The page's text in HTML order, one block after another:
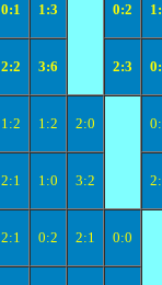
0:1 1:3 0:2
2:2 3:6 2:3
1:2 1:2 2:0
2:1 1:0 3:2
2:1 0:2 2:1 0:0